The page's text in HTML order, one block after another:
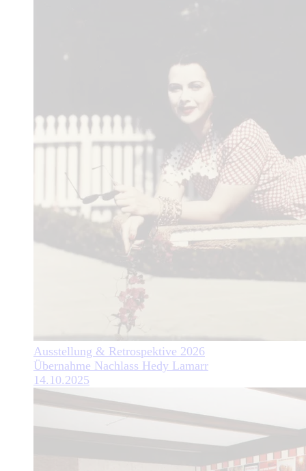
Ausstellung & Retrospektive 2026
Übernahme Nachlass Hedy Lamarr
14.10.2025